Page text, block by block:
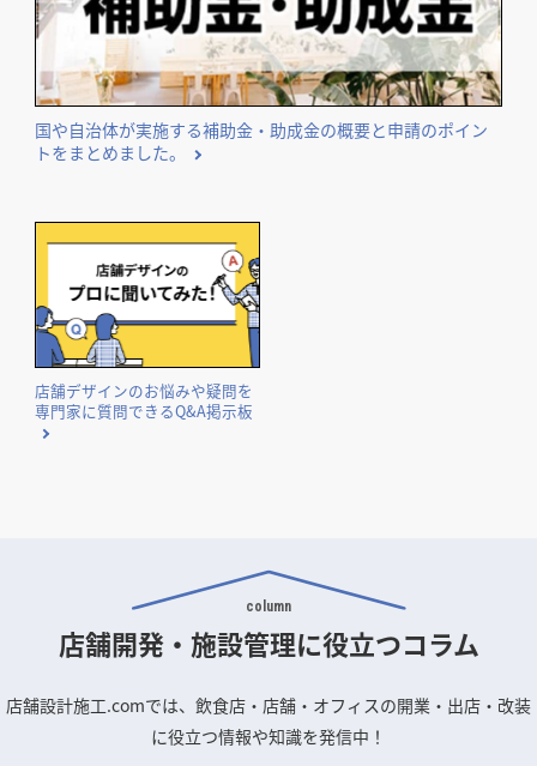
国や自治体が実施する補助金・助成金の概要と申請のポイン
トをまとめました。
店舗デザインのお悩みや疑問を
専門家に質問できるQ&A掲示板
column
店舗開発・施設管理に役立つコラム
店舗設計施工.comでは、飲食店・店舗・オフィスの開業・出店・改装
に役立つ情報や知識を発信中！